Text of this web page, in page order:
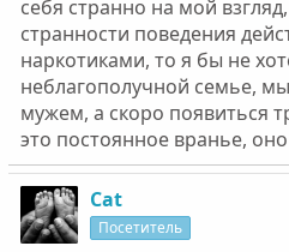
себя странно на мой
странности поведения
наркотиками, то я бы не
неблагополучной семье,
мужем, а скоро появиться
это постоянное вранье,
Cat
Посетитель